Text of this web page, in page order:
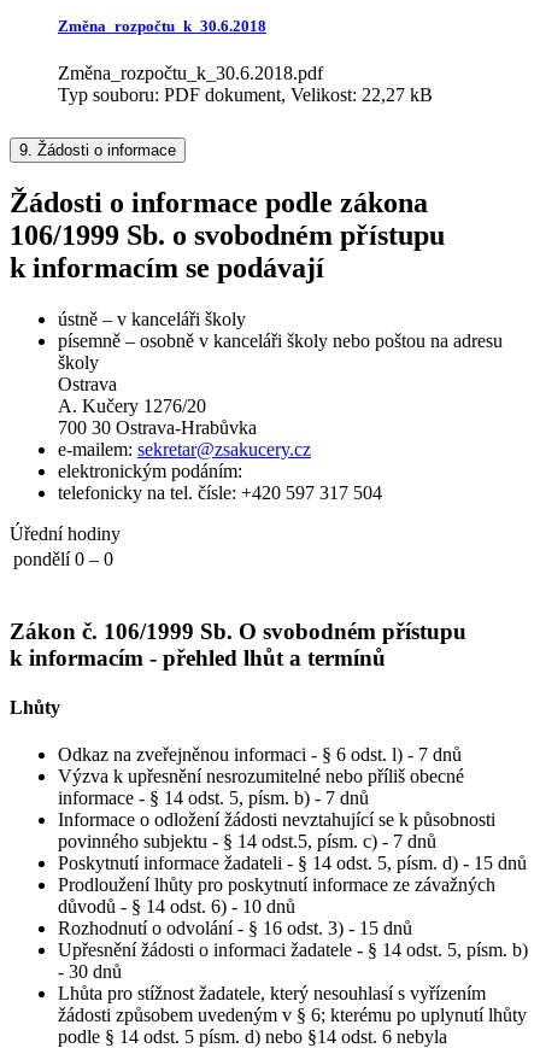
Změna_rozpočtu_k_30.6.2018
Změna_rozpočtu_k_30.6.2018.pdf
Typ souboru: PDF dokument, Velikost: 22,27 kB
9. Žádosti o informace
Žádosti o informace podle zákona
106/1999 Sb. o svobodném přístupu
k informacím se podávají
ústně – v kanceláři školy
písemně – osobně v kanceláři školy nebo poštou na adresu
školy
Ostrava
A. Kučery 1276/20
700 30 Ostrava-Hrabůvka
e-mailem: sekretar@zsakucery.cz
elektronickým podáním:
telefonicky na tel. čísle: +420 597 317 504
Úřední hodiny
pondělí 0 – 0
Zákon č. 106/1999 Sb. O svobodném přístupu
k informacím - přehled lhůt a termínů
Lhůty
Odkaz na zveřejněnou informaci - § 6 odst. l) - 7 dnů
Výzva k upřesnění nesrozumitelné nebo příliš obecné
informace - § 14 odst. 5, písm. b) - 7 dnů
Informace o odložení žádosti nevztahující se k působnosti
povinného subjektu - § 14 odst.5, písm. c) - 7 dnů
Poskytnutí informace žadateli - § 14 odst. 5, písm. d) - 15 dnů
Prodloužení lhůty pro poskytnutí informace ze závažných
důvodů - § 14 odst. 6) - 10 dnů
Rozhodnutí o odvolání - § 16 odst. 3) - 15 dnů
Upřesnění žádosti o informaci žadatele - § 14 odst. 5, písm. b)
- 30 dnů
Lhůta pro stížnost žadatele, který nesouhlasí s vyřízením
žádosti způsobem uvedeným v § 6; kterému po uplynutí lhůty
podle § 14 odst. 5 písm. d) nebo §14 odst. 6 nebyla